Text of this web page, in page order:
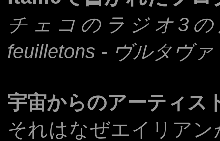
チェコのラジオ3
feuilletons - ヴルタヴァ
宇宙からのアーティス
それはなぜエイリア